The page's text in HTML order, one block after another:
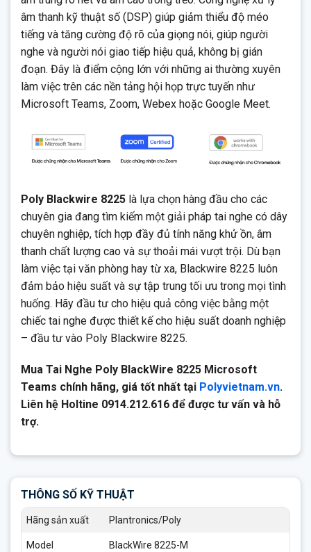
âm thanh kỹ thuật số (DSP) giúp giảm thiểu độ méo
tiếng và tăng cường độ rõ của giọng nói, giúp người
nghe và người nói giao tiếp hiệu quả, không bị gián
đoạn. Đây là điểm cộng lớn với những ai thường xuyên
làm việc trên các nền tảng hội họp trực tuyến như
Microsoft Teams, Zoom, Webex hoặc Google Meet.
Poly Blackwire 8225 là lựa chọn hàng đầu cho các
chuyên gia đang tìm kiếm một giải pháp tai nghe có dây
chuyên nghiệp, tích hợp đầy đủ tính năng khử ồn, âm
thanh chất lượng cao và sự thoải mái vượt trội. Dù bạn
làm việc tại văn phòng hay từ xa, Blackwire 8225 luôn
đảm bảo hiệu suất và sự tập trung tối ưu trong mọi tình
huống. Hãy đầu tư cho hiệu quả công việc bằng một
chiếc tai nghe được thiết kế cho hiệu suất doanh nghiệp
– đầu tư vào Poly Blackwire 8225.
Mua Tai Nghe Poly BlackWire 8225 Microsoft
Teams chính hãng, giá tốt nhất tại Polyvietnam.vn.
Liên hệ Holtine 0914.212.616 để được tư vấn và hỗ
trợ.
THÔNG SỐ KỸ THUẬT
Hãng sản xuất Plantronics/Poly
Model BlackWire 8225-M